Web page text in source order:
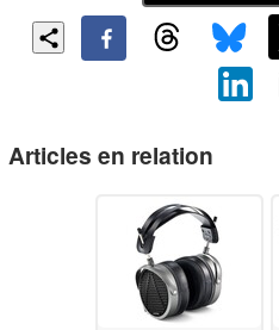
Articles en relation